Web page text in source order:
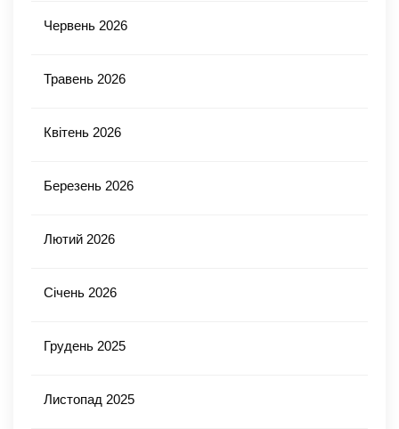
Червень 2026
Травень 2026
Квітень 2026
Березень 2026
Лютий 2026
Січень 2026
Грудень 2025
Листопад 2025